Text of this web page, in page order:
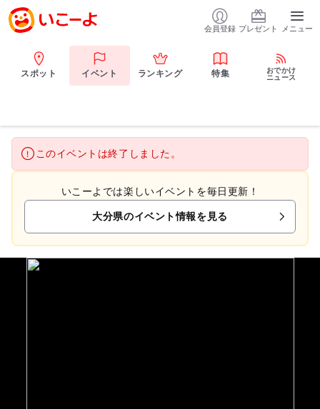
会員登録 プレゼント メニュー
スポット イベント ランキング 特集
おでかけ
ニュース
このイベントは終了しました。
いこーよでは楽しいイベントを毎日更新！
大分県のイベント情報を見る